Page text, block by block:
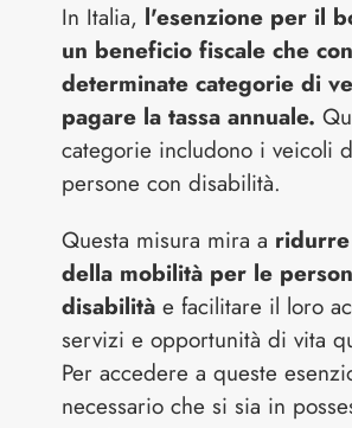
In Italia, l'esenzione per il
un beneficio fiscale che
determinate categorie di
pagare la tassa annuale.
categorie includono i veicoli
persone con disabilità.
Questa misura mira a
della mobilità per le
disabilità e facilitare il loro
servizi e opportunità di vita
Per accedere a queste
necessario che si sia in